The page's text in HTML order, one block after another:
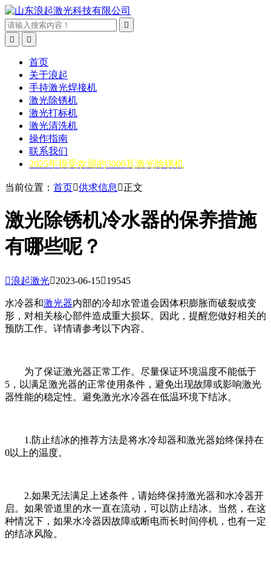



首页
关于浪起
手持激光焊接机
激光除锈机
激光打标机
激光清洗机
操作指南
联系我们
2025年很受欢迎的3000瓦激光除锈机
当前位置： 首页供求信息 正文
激光除锈机冷水器的保养措施
有哪些呢？
浪起激光2023-06-1519545
水冷器和激光器内部的冷却水管道会因体积膨胀而破裂或变
形，对相关核心部件造成重大损坏。因此，提醒您做好相关的
预防工作。详情请参考以下内容。
为了保证激光器正常工作。尽量保证环境温度不能低于
5，以满足激光器的正常使用条件，避免出现故障或影响激光
器性能的稳定性。避免激光水冷器在低温环境下结冰。
1.防止结冰的推荐方法是将水冷却器和激光器始终保持在
0以上的温度。
2.如果无法满足上述条件，请始终保持激光器和水冷器开
启。如果管道里的水一直在流动，可以防止结冰。当然，在这
种情况下，如果水冷器因故障或断电而长时间停机，也有一定
的结冰风险。